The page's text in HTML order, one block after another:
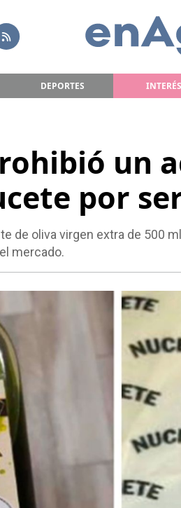
DEPORTES INTERÉS
un
por
de oliva virgen extra de 500
mercado.